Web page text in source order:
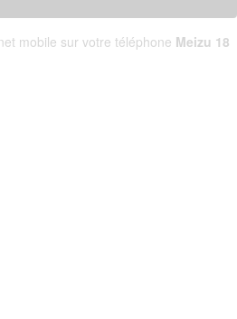
mobile sur votre téléphone Meizu 18